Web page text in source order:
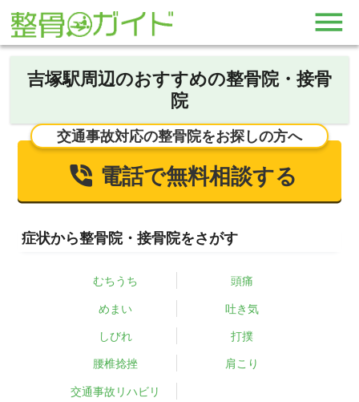
吉塚駅周辺のおすすめの整骨院・接骨
院
交通事故対応の整骨院をお探しの方へ
電話で無料相談する
症状から整骨院・接骨院をさがす
むちうち 頭痛
めまい 吐き気
しびれ 打撲
腰椎捻挫 肩こり
交通事故リハビリ